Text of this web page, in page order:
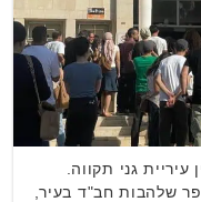
גני תקווה.
שלהבות חב"ד בעיר,